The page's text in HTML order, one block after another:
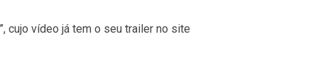
cujo vídeo já tem o seu trailer no site